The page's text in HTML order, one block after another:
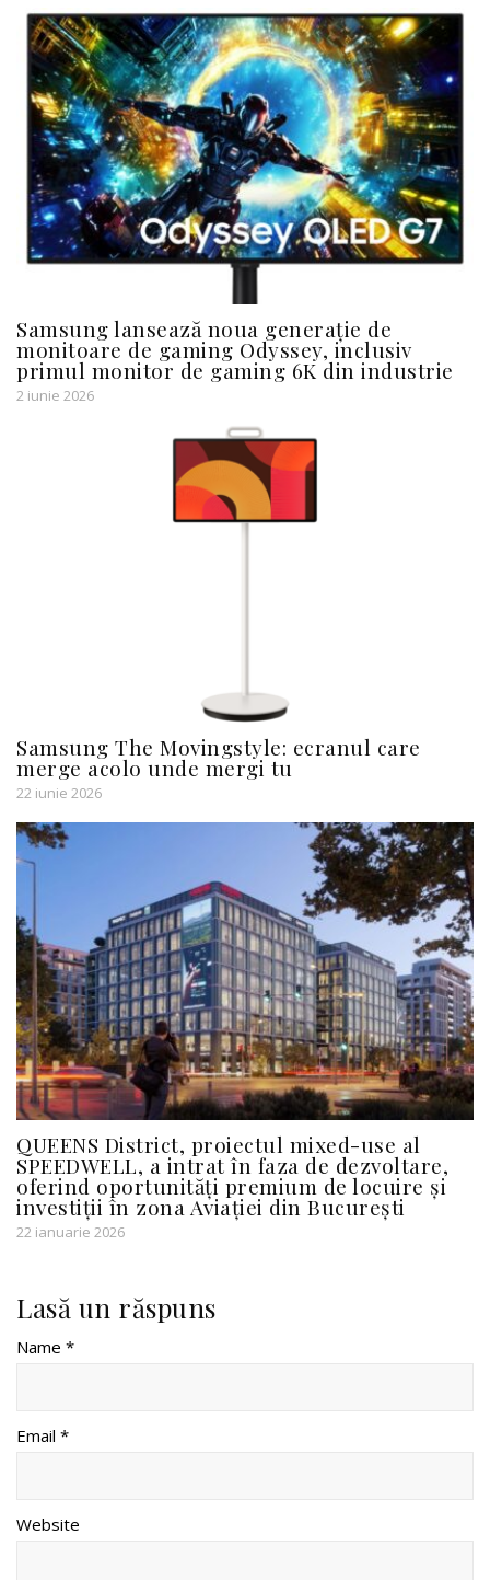
Samsung lansează noua generație de
monitoare de gaming Odyssey, inclusiv
primul monitor de gaming 6K din industrie
2 iunie 2026
Samsung The Movingstyle: ecranul care
merge acolo unde mergi tu
22 iunie 2026
QUEENS District, proiectul mixed-use al
SPEEDWELL, a intrat în faza de dezvoltare,
oferind oportunități premium de locuire și
investiții în zona Aviației din București
22 ianuarie 2026
Lasă un răspuns
Name *
Email *
Website